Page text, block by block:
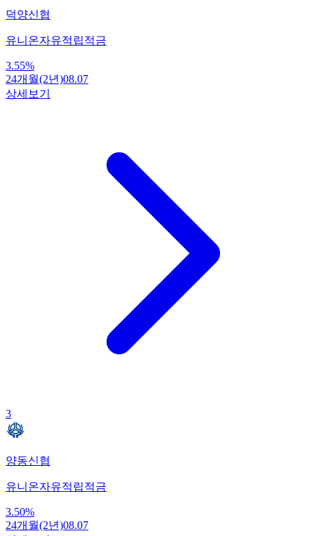
덕양신협
유니온자유적립적금
3.55%
24개월(2년)08.07
상세보기
3
양동신협
유니온자유적립적금
3.50%
24개월(2년)08.07